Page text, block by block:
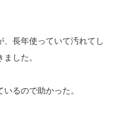
長年使っていて汚れてし
した。
るので助かった。